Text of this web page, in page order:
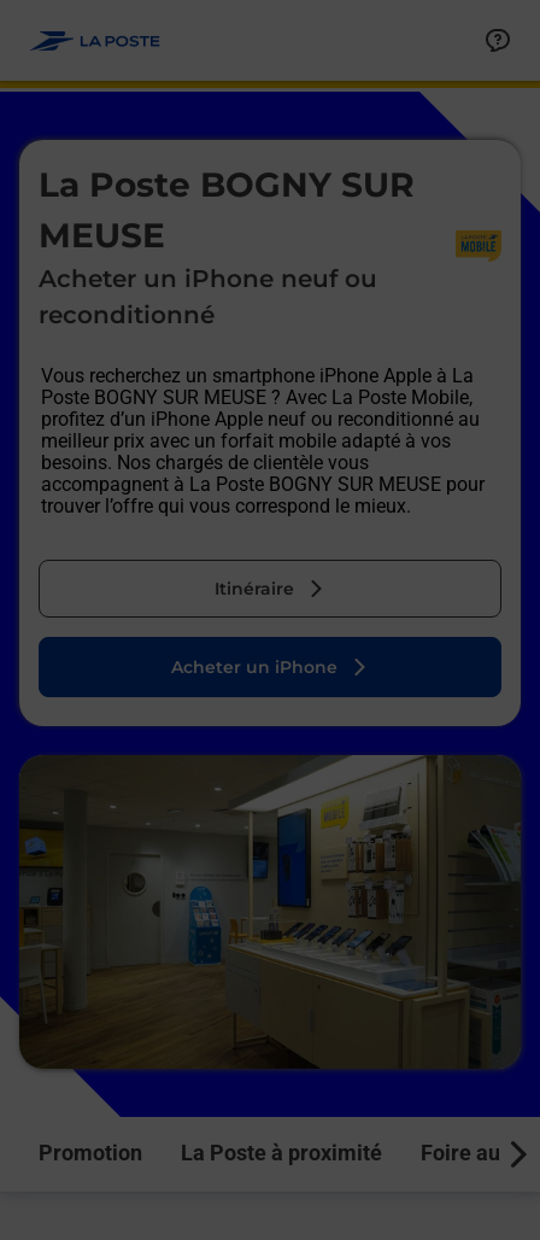
La Poste BOGNY SUR
MEUSE
Acheter un iPhone neuf ou
reconditionné
Vous recherchez un smartphone iPhone Apple à La
Poste BOGNY SUR MEUSE ? Avec La Poste Mobile,
profitez d’un iPhone Apple neuf ou reconditionné au
meilleur prix avec un forfait mobile adapté à vos
besoins. Nos chargés de clientèle vous
accompagnent à La Poste BOGNY SUR MEUSE pour
trouver l’offre qui vous correspond le mieux.
Itinéraire
Le lien s'ouvre dans un nouvel onglet
Acheter un iPhone
Promotion La Poste à proximité Foire aux